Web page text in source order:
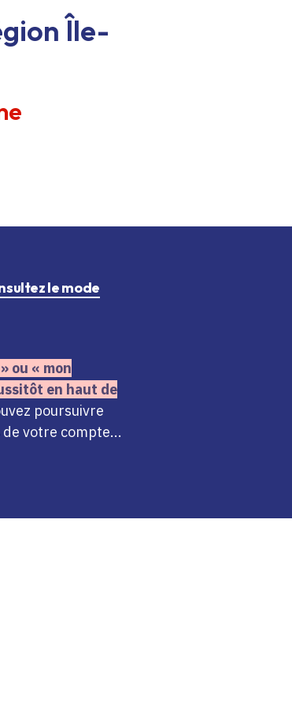
Île-
le mode
ou « mon
en haut de
poursuivre
votre compte...